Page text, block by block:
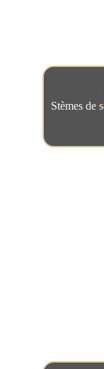
Stèmes de